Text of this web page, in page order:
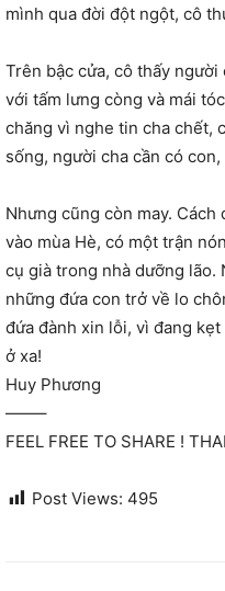
mình qua đời đột ngột, cô
Trên bậc cửa, cô thấy
với tấm lưng còng và mái
chăng vì nghe tin cha chết,
sống, người cha cần có
Nhưng cũng còn may. Cách
vào mùa Hè, có một trận
cụ già trong nhà dưỡng lão.
những đứa con trở về lo
đứa đành xin lỗi, vì đang
ở xa!
Huy Phương
——–
FEEL FREE TO SHARE !
Post Views: 495